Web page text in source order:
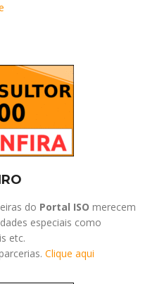
do Portal ISO merecem
especiais como
etc.
Clique aqui